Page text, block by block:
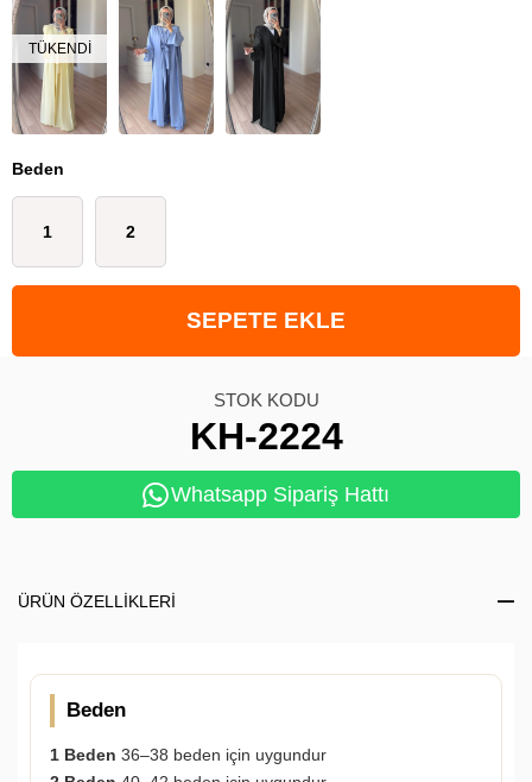
TÜKENDI
Beden
1 2
STOK KODU
KH-2224
Whatsapp Sipariş Hattı
ÜRÜN ÖZELLIKLERI
Beden
1 Beden 36–38 beden için uygundur